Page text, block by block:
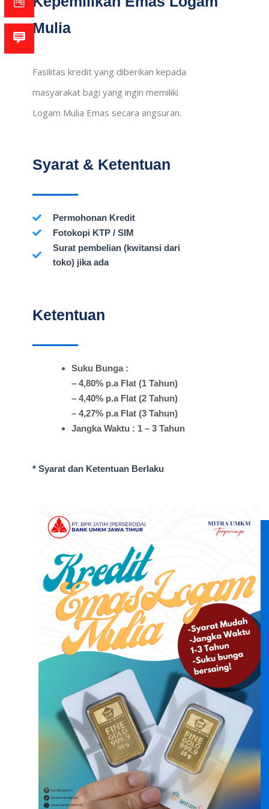
Mulia
Fasilitas kredit yang diberikan kepada
masyarakat bagi yang ingin memiliki
Logam Mulia Emas secara angsuran.
Syarat & Ketentuan
Permohonan Kredit
Fotokopi KTP / SIM
Surat pembelian (kwitansi dari
toko) jika ada
Ketentuan
Suku Bunga :
– 4,80% p.a Flat (1 Tahun)
– 4,40% p.a Flat (2 Tahun)
– 4,27% p.a Flat (3 Tahun)
Jangka Waktu : 1 – 3 Tahun
* Syarat dan Ketentuan Berlaku